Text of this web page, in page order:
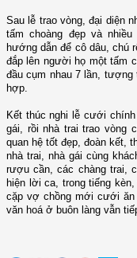
Sau lễ trao vòng, đại diện
tấm choàng đẹp và
hướng dẫn để cô dâu, chú
đắp lên người họ một tấm
đầu cụm nhau 7 lần,
hợp.
Kết thúc nghi lễ cưới
gái, rồi nhà trai trao vòng
quan hệ tốt đẹp, đoàn kết,
nhà trai, nhà gái cùng
rượu cần, các chàng trai,
hiện lời ca, trong tiếng
cặp vợ chồng mới cưới
văn hoá ở buôn làng vẫn